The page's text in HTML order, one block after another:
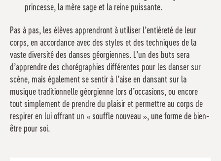
princesse, la mère sage et la reine puissante.
Pas à pas, les élèves apprendront à utiliser l’entièreté de leur
corps, en accordance avec des styles et des techniques de la
vaste diversité des danses géorgiennes. L’un des buts sera
d’apprendre des chorégraphies différentes pour les danser sur
scène, mais également se sentir à l’aise en dansant sur la
musique traditionnelle géorgienne lors d’occasions, ou encore
tout simplement de prendre du plaisir et permettre au corps de
respirer en lui offrant un « souffle nouveau », une forme de bien-
être pour soi.